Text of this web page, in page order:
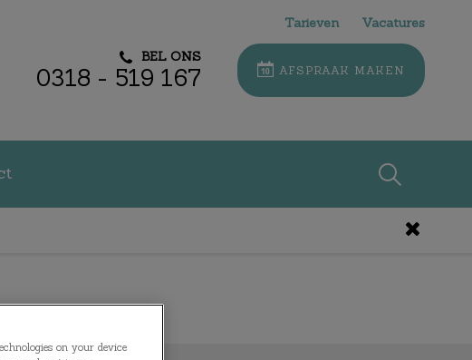
Tarieven Vacatures
BEL ONS
0318 - 519 167 AFSPRAAK MAKEN
on your device